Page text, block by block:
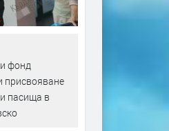
фонд
присвояване
пасища в